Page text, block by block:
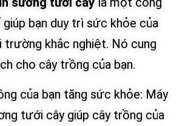
bạn duy trì sức khỏe của
trường khắc nghiệt. Nó cung
cho cây trồng của bạn.
của bạn tăng sức khỏe: Máy
tưới cây giúp cây trồng của